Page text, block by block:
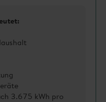
3.675 kWh pro